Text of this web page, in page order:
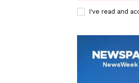
I've read and